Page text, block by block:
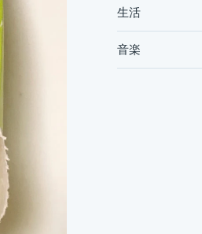
生活
音楽